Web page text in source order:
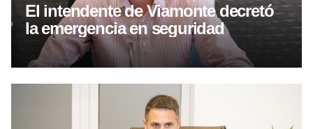
El intendente de Viamonte decretó
la emergencia en seguridad